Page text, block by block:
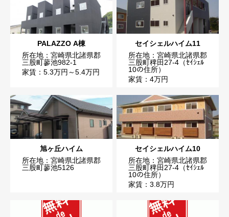
PALAZZO A棟
所在地：宮崎県北諸県郡
三股町蓼池982-1
家賃：5.3万円～5.4万円
セイシェルハイム11
所在地：宮崎県北諸県郡
三股町稗田27-4（ｾｲｼｪﾙ
10の住所）
家賃：4万円
旭ヶ丘ハイム
所在地：宮崎県北諸県郡
三股町蓼池5126
セイシェルハイム10
所在地：宮崎県北諸県郡
三股町稗田27-4（ｾｲｼｪﾙ
10の住所）
家賃：3.8万円